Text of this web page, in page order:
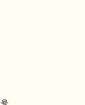
号